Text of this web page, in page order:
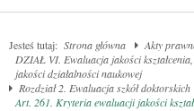
Jesteś tutaj: Strona główna Akty
DZIAŁ VI. Ewaluacja jakości
jakości działalności naukowej
Rozdział 2. Ewaluacja szkół doktorskich
Art. 261. Kryteria ewaluacji jakości